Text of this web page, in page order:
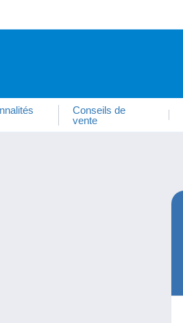
Conseils de
vente